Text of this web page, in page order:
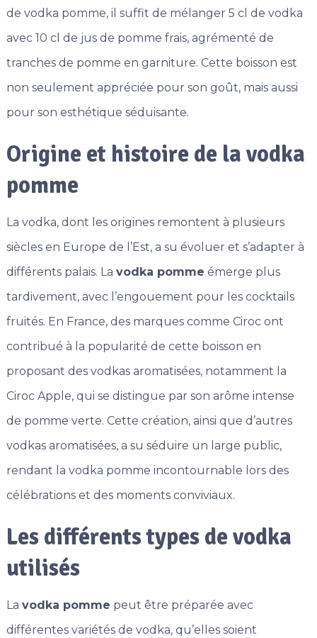
de vodka pomme, il suffit de mélanger 5 cl de vodka
avec 10 cl de jus de pomme frais, agrémenté de
tranches de pomme en garniture. Cette boisson est
non seulement appréciée pour son goût, mais aussi
pour son esthétique séduisante.
Origine et histoire de la vodka
pomme
La vodka, dont les origines remontent à plusieurs
siècles en Europe de l’Est, a su évoluer et s’adapter à
différents palais. La vodka pomme émerge plus
tardivement, avec l’engouement pour les cocktails
fruités. En France, des marques comme Ciroc ont
contribué à la popularité de cette boisson en
proposant des vodkas aromatisées, notamment la
Ciroc Apple, qui se distingue par son arôme intense
de pomme verte. Cette création, ainsi que d’autres
vodkas aromatisées, a su séduire un large public,
rendant la vodka pomme incontournable lors des
célébrations et des moments conviviaux.
Les différents types de vodka
utilisés
La vodka pomme peut être préparée avec
différentes variétés de vodka, qu’elles soient